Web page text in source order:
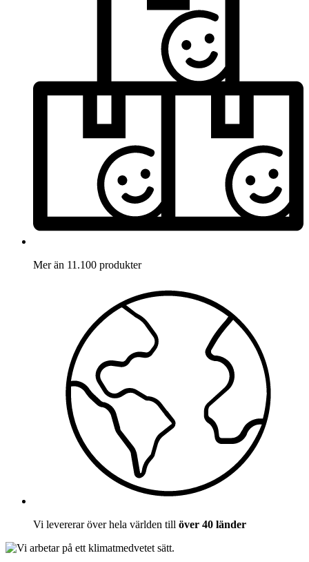
Mer än 11.100 produkter
Vi levererar över hela världen till över 40 länder